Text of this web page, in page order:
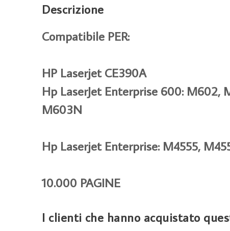
Descrizione
Compatibile PER:
HP Laserjet CE390A
Hp LaserJet Enterprise 600:
M603N
Hp Laserjet Enterprise: M4555,
10.000 PAGINE
I clienti che hanno acquistato